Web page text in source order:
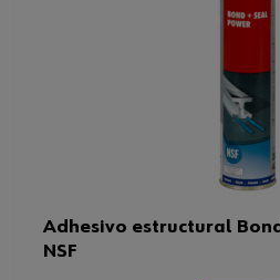
Adhesivo estructural
NSF